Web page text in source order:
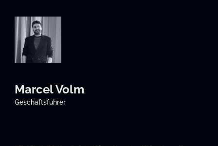
Marcel Volm
Geschäftsführer